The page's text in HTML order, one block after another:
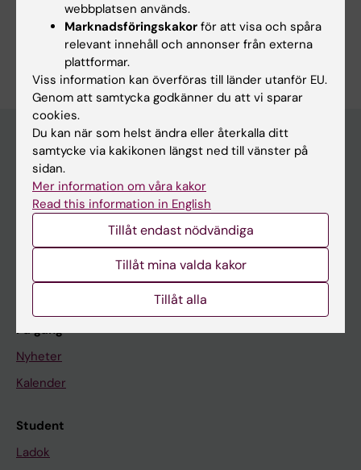
Statistik som ämne
Överlevnadsanalys
Är du Therese Andersson?
Redigera din profil
Huvudmeny
Utbildning
Forskarutbildning
Forskning
Om KI
På gång
Nyheter
Kalender
Student
Ladok
webbplatsen används.
Marknadsföringskakor för att visa och spåra
relevant innehåll och annonser från externa
plattformar.
Viss information kan överföras till länder utanför EU.
Genom att samtycka godkänner du att vi sparar
cookies.
Du kan när som helst ändra eller återkalla ditt
samtycke via kakikonen längst ned till vänster på
sidan.
Mer information om våra kakor
Read this information in English
Tillåt endast nödvändiga
Tillåt mina valda kakor
Tillåt alla